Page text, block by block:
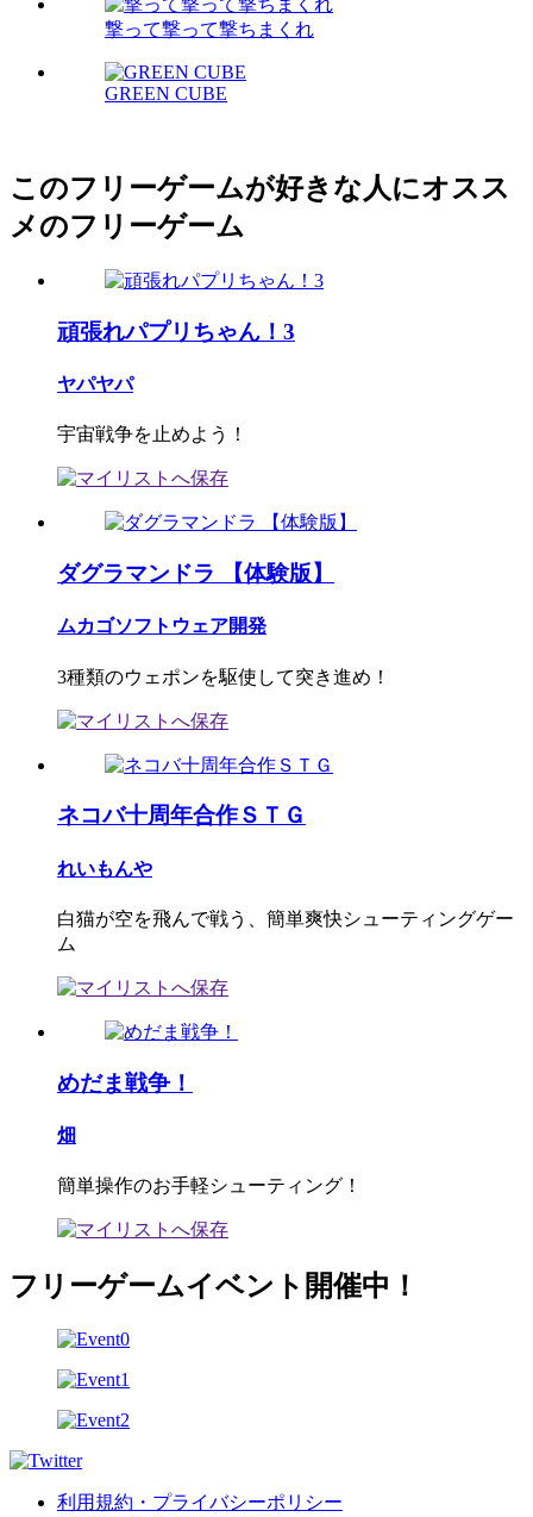
撃って撃って撃ちまくれ
GREEN CUBE
このフリーゲームが好きな人にオスス
メのフリーゲーム
頑張れパプリちゃん！3
ヤパヤパ
宇宙戦争を止めよう！
ダグラマンドラ 【体験版】
ムカゴソフトウェア開発
3種類のウェポンを駆使して突き進め！
ネコバ十周年合作ＳＴＧ
れいもんや
白猫が空を飛んで戦う、簡単爽快シューティングゲー
ム
めだま戦争！
畑
簡単操作のお手軽シューティング！
フリーゲームイベント開催中！
利用規約・プライバシーポリシー